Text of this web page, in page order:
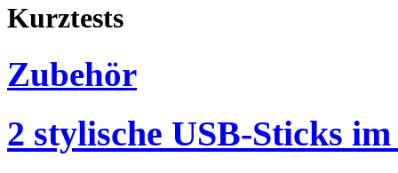
Kurztests
Zubehör
2 stylische USB-Sticks im